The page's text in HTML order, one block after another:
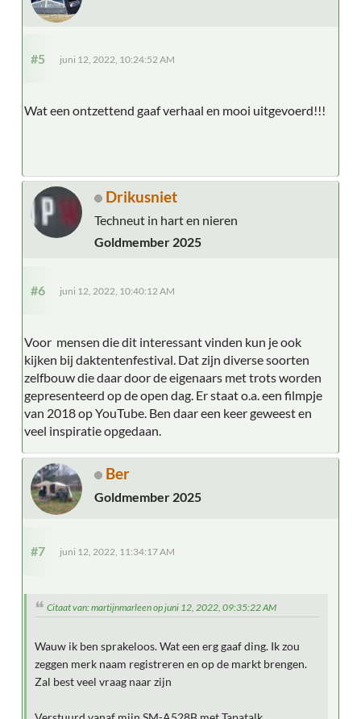
#5 juni 12, 2022, 10:24:52 AM
Wat een ontzettend gaaf verhaal en mooi uitgevoerd!!!
Drikusniet
Techneut in hart en nieren
Goldmember 2025
#6 juni 12, 2022, 10:40:12 AM
Voor mensen die dit interessant vinden kun je ook
kijken bij daktentenfestival. Dat zijn diverse soorten
zelfbouw die daar door de eigenaars met trots worden
gepresenteerd op de open dag. Er staat o.a. een filmpje
van 2018 op YouTube. Ben daar een keer geweest en
veel inspiratie opgedaan.
Ber
Goldmember 2025
#7 juni 12, 2022, 11:34:17 AM
Citaat van: martijnmarleen op juni 12, 2022, 09:35:22 AM
Wauw ik ben sprakeloos. Wat een erg gaaf ding. Ik zou
zeggen merk naam registreren en op de markt brengen.
Zal best veel vraag naar zijn